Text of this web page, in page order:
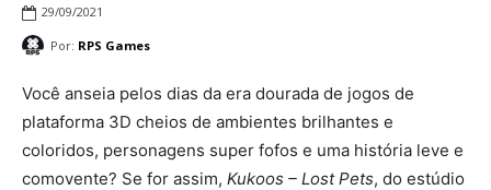
29/09/2021
Por: RPS Games
Você anseia pelos dias da era dourada de jogos de
plataforma 3D cheios de ambientes brilhantes e
coloridos, personagens super fofos e uma história leve e
comovente? Se for assim, Kukoos – Lost Pets, do estúdio